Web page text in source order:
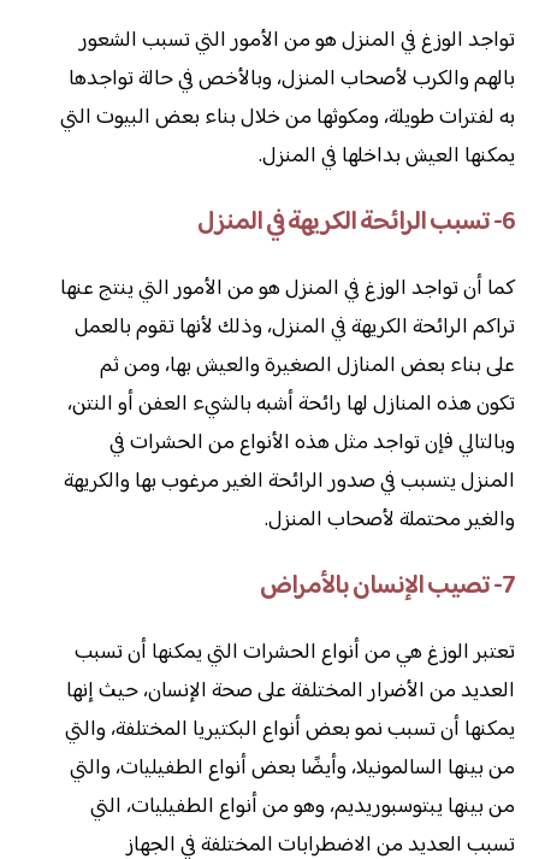
تواجد الوزغ في المنزل هو من الأمور التي تسبب الشعور
بالهم والكرب لأصحاب المنزل، وبالأخص في حالة تواجدها
به لفترات طويلة، ومكوثها من خلال بناء بعض البيوت التي
يمكنها العيش بداخلها في المنزل.
6- تسبب الرائحة الكريهة في المنزل
كما أن تواجد الوزغ في المنزل هو من الأمور التي ينتج عنها
تراكم الرائحة الكريهة في المنزل، وذلك لأنها تقوم بالعمل
على بناء بعض المنازل الصغيرة والعيش بها، ومن ثم
تكون هذه المنازل لها رائحة أشبه بالشيء العفن أو النتن،
وبالتالي فإن تواجد مثل هذه الأنواع من الحشرات في
المنزل يتسبب في صدور الرائحة الغير مرغوب بها والكريهة
والغير محتملة لأصحاب المنزل.
7- تصيب الإنسان بالأمراض
تعتبر الوزغ هي من أنواع الحشرات التي يمكنها أن تسبب
العديد من الأضرار المختلفة على صحة الإنسان، حيث إنها
يمكنها أن تسبب نمو بعض أنواع البكتيريا المختلفة، والتي
من بينها السالمونيلا، وأيضًا بعض أنواع الطفيليات، والتي
من بينها يبتوسبوريديم، وهو من أنواع الطفيليات، التي
تسبب العديد من الاضطرابات المختلفة في الجهاز